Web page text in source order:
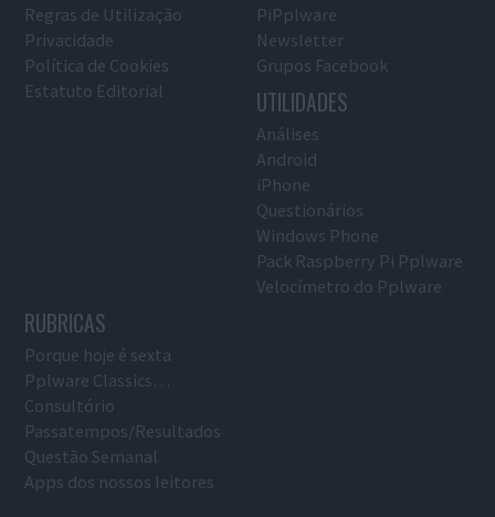
Regras de Utilização
Privacidade
Política de Cookies
Estatuto Editorial
PiPplware
Newsletter
Grupos Facebook
UTILIDADES
Análises
Android
iPhone
Questionários
Windows Phone
Pack Raspberry Pi Pplware
Velocímetro do Pplware
RUBRICAS
Porque hoje é sexta
Pplware Classics…
Consultório
Passatempos/Resultados
Questão Semanal
Apps dos nossos leitores